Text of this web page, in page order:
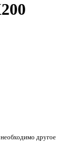
другое